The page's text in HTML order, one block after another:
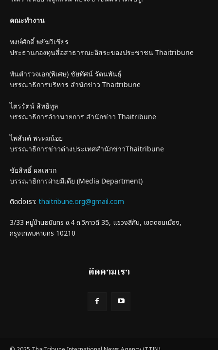
คณะทำงาน
พงษ์ศักดิ์ พยัฆวิเชียร
ประธานกองทุนสื่อสาธารณะอิสระของประชาชน Thaitribune
พันตำรวจเอก(พิเศษ) ชัยทัศน์ รัตนพันธุ์
บรรณาธิการบริหาร สำนักข่าว Thaitribune
ไตรรัตน์ สิทธิทูล
บรรณาธิการอำานวยการ สำนักข่าว Thaitribune
ไพสันต์ พรหมน้อย
บรรณาธิการข่าวต่างประเทศสำนักข่าวThaitribune
ชัยสิทธิ์ ผลเสวก
บรรณาธิการฝ่ายมีเดีย (Media Department)
ติดต่อเรา: thaitribune.org@gmail.com
3/33 หมู่บ้านธนินทร ซ.4 ถ.วิภาวดี 35, แขวงสีกัน, เขตดอนเมือง,
กรุงเทพมหานคร 10210
ติดตามเรา